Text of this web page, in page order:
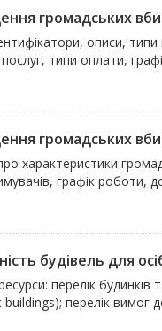
громадських
описи,
послуг, типи оплати,
громадських
характеристики
графік роботи,
будівель для
перелік
buildings); перелік вимог